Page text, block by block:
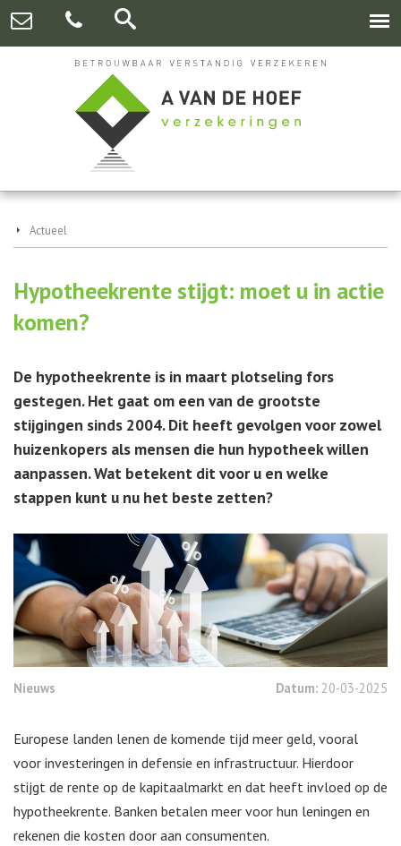
Actueel
Hypotheekrente stijgt: moet u in actie
komen?
De hypotheekrente is in maart plotseling fors
gestegen. Het gaat om een van de grootste
stijgingen sinds 2004. Dit heeft gevolgen voor zowel
huizenkopers als mensen die hun hypotheek willen
aanpassen. Wat betekent dit voor u en welke
stappen kunt u nu het beste zetten?
Nieuws Datum: 20-03-2025
Europese landen lenen de komende tijd meer geld, vooral
voor investeringen in defensie en infrastructuur. Hierdoor
stijgt de rente op de kapitaalmarkt en dat heeft invloed op de
hypotheekrente. Banken betalen meer voor hun leningen en
rekenen die kosten door aan consumenten.